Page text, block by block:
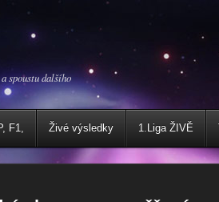
spoustu dalšího
F1, Živé výsledky 1.Liga ŽIVĚ